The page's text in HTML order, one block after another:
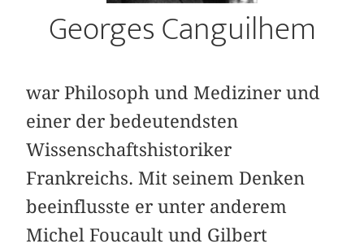
Georges Canguilhem
war Philosoph und Mediziner und
einer der bedeutendsten
Wissenschaftshistoriker
Frankreichs. Mit seinem Denken
beeinflusste er unter anderem
Michel Foucault und Gilbert